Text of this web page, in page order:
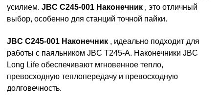
усилием. JBC C245-001 Наконечник , это отличный
выбор, особенно для станций точной пайки.
JBC C245-001 Наконечник , идеально подходит для
работы с паяльником JBC T245-A. Наконечники JBC
Long Life обеспечивают мгновенное тепло,
превосходную теплопередачу и превосходную
долговечность.